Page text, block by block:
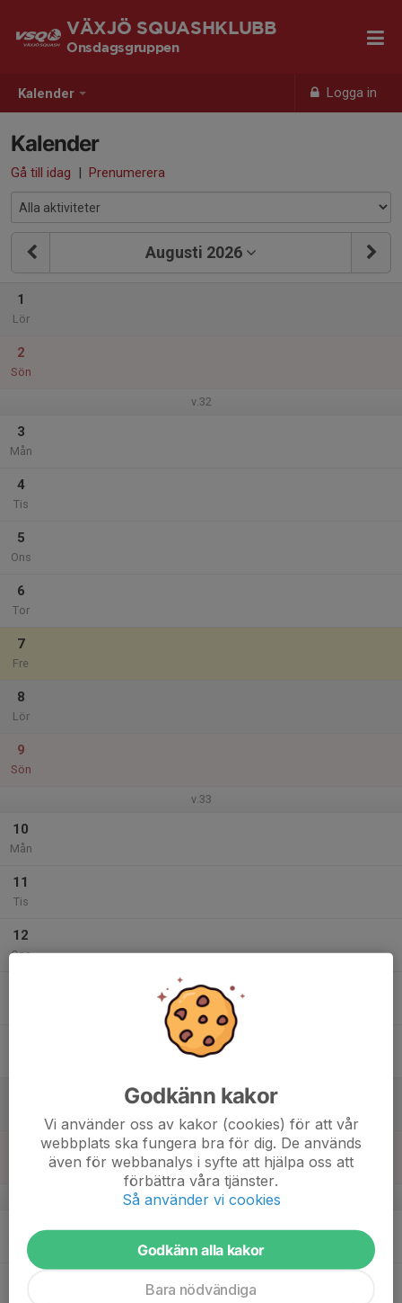
Kalender Logga in
VÄXJÖ SQUASHKLUBB
Onsdagsgruppen
Kalender
Gå till idag | Prenumerera
Augusti 2026
1
Lör
2
Sön
v.32
3
Mån
4
Tis
5
Ons
6
Tor
7
Fre
8
Lör
9
Sön
v.33
10
Mån
11
Tis
12
Ons
v.34
Mån
Godkänn kakor
Vi använder oss av kakor (cookies) för att vår
webbplats ska fungera bra för dig. De används
även för webbanalys i syfte att hjälpa oss att
förbättra våra tjänster.
Så använder vi cookies
Godkänn alla kakor
Bara nödvändiga